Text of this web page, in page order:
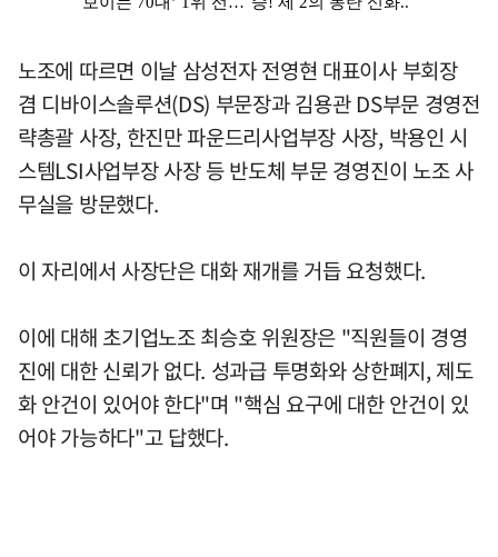
노조에 따르면 이날 삼성전자 전영현 대표이사 부회장
겸 디바이스솔루션(DS) 부문장과 김용관 DS부문 경영전
략총괄 사장, 한진만 파운드리사업부장 사장, 박용인 시
스템LSI사업부장 사장 등 반도체 부문 경영진이 노조 사
무실을 방문했다.
이 자리에서 사장단은 대화 재개를 거듭 요청했다.
이에 대해 초기업노조 최승호 위원장은 "직원들이 경영
진에 대한 신뢰가 없다. 성과급 투명화와 상한폐지, 제도
화 안건이 있어야 한다"며 "핵심 요구에 대한 안건이 있
어야 가능하다"고 답했다.